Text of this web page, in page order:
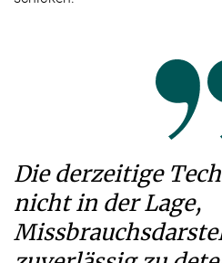
Die derzeitige
nicht in der Lage,